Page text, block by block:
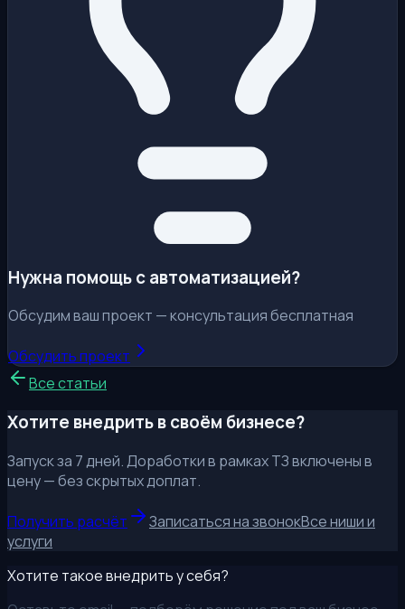
Нужна помощь с автоматизацией?
Обсудим ваш проект — консультация бесплатная
Обсудить проект
Все статьи
Хотите внедрить в своём бизнесе?
Запуск за 7 дней. Доработки в рамках ТЗ включены в
цену — без скрытых доплат.
Получить расчёт Записаться на звонокВсе ниши и
услуги
Хотите такое внедрить у себя?